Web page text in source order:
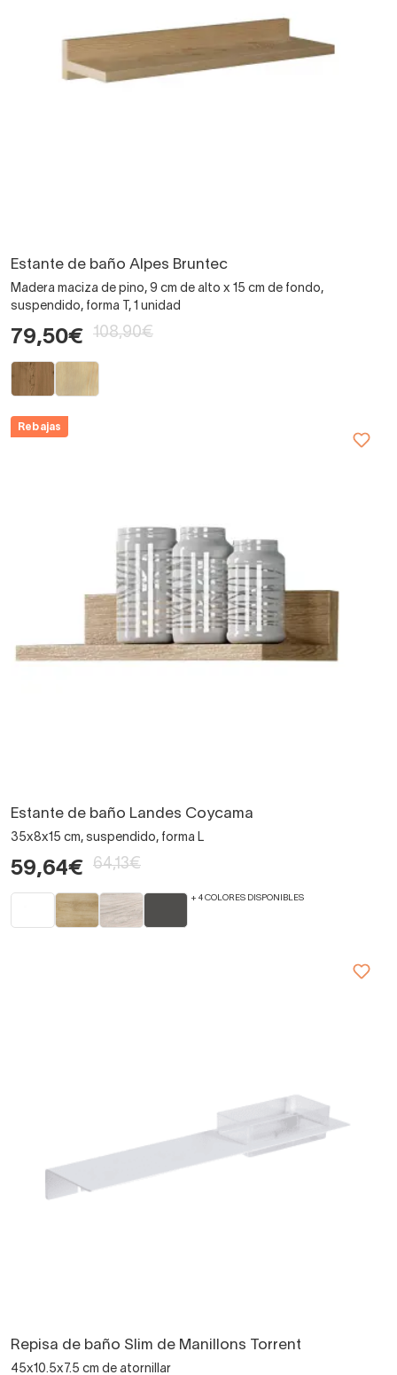
Estante de baño Alpes Bruntec
Madera maciza de pino, 9 cm de alto x 15 cm de fondo,
suspendido, forma T, 1 unidad
79,50€ 108,90€
Rebajas
Estante de baño Landes Coycama
35x8x15 cm, suspendido, forma L
59,64€ 64,13€
+ 4 COLORES DISPONIBLES
Repisa de baño Slim de Manillons Torrent
45x10.5x7.5 cm de atornillar